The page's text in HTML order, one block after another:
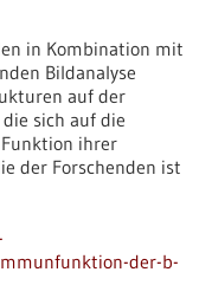
in Kombination mit
Bildanalyse
auf der
sich auf die
ihrer
der Forschenden ist
der-b-